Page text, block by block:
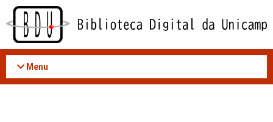
Acessar
conteúdo
Menu